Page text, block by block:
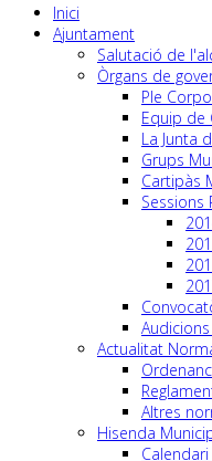
Inici
Ajuntament
Salutació de
Òrgans de
Ple
Equip de
La Junta
Grups
Cartipàs
Sessions
Audicions
Actualitat
Altres
Hisenda